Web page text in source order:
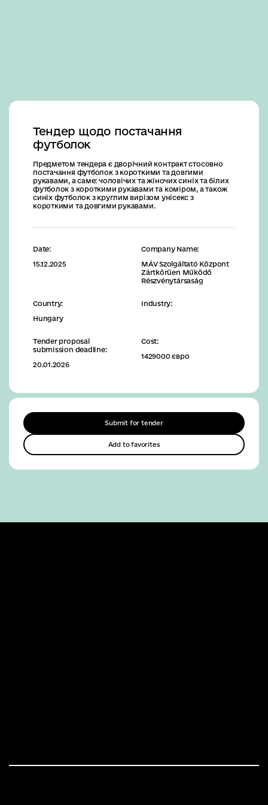
Тендер щодо постачання
футболок
Предметом тендера є дворічний контракт стосовно
постачання футболок з короткими та довгими
рукавами, а саме: чоловічих та жіночих синіх та білих
футболок з короткими рукавами та коміром, а також
синіх футболок з круглим вирізом унісекс з
короткими та довгими рукавами.
Date:
15.12.2025
Company Name:
MÁV Szolgáltató Központ
Zártkörűen Működő
Részvénytársaság
Country:
Hungary
Industry:
Tender proposal
submission deadline:
20.01.2026
Cost:
1429000 євро
Submit for tender
Add to favorites